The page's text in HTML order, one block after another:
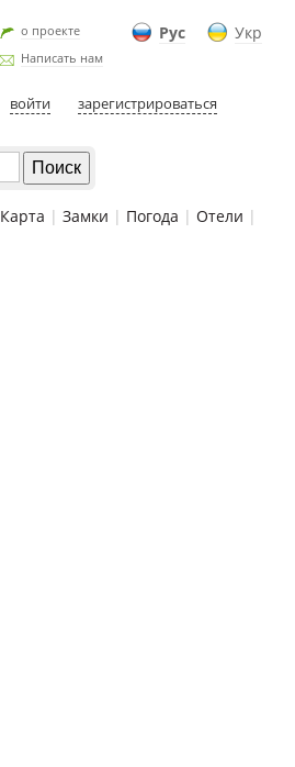
Рус Укр
о проекте
Написать нам
войти зарегистрироваться
Карта | Замки | Погода | Отели |